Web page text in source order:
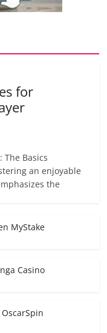
for
Basics
an enjoyable
the
MyStake
Casino